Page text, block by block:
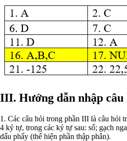
III. Hướng dẫn nhập
1. Các câu hỏi trong phần III là câu hỏi
4 ký tự, trong các ký tự sau: số; gạch
dấu phẩy (thể hiện phần thập phân).